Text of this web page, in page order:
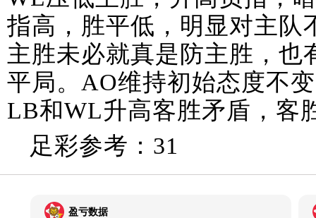
指高，胜平低，明显对主队
主胜未必就真是防主胜，也
平局。AO维持初始态度不
LB和WL升高客胜矛盾，客
足彩参考：31
盈亏数据